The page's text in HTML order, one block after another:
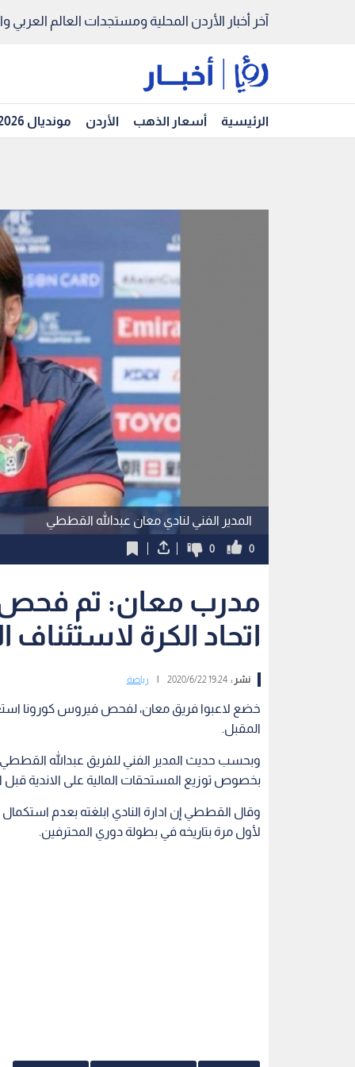
آخر أخبار الأردن المحلية ومستجدات العالم العربي
الرئيسية أسعار الذهب الأردن مونديال 2026
المدير الفني لنادي معان عبدالله القططي
0
0
مدرب معان: تم فحص
اتحاد الكرة لاستئناف
نشر :19:24 2020/6/22 رياضة
خضع لاعبوا فريق معان، لفحص فيروس كورونا
المقبل.
وبحسب حديث المدير الفني للفريق عبدالله القططي
بخصوص توزيع المستحقات المالية على الاندية قبل
وقال القططي إن ادارة النادي ابلغته بعدم استكمال
لأول مرة بتاريخه في بطولة دوري المحترفين.